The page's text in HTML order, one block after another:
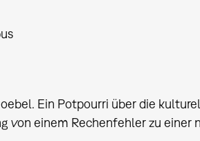
Ein Potpourri über die
von einem Rechenfehler zu